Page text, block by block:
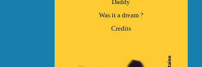
Daddy
Was it a dream ?
Credits